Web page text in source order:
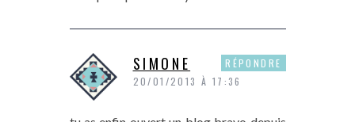
SIMONE
20/01/2013 À 17:36
RÉPONDRE